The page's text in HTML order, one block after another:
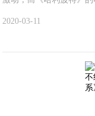
2020-03-11